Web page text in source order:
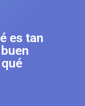
es tan